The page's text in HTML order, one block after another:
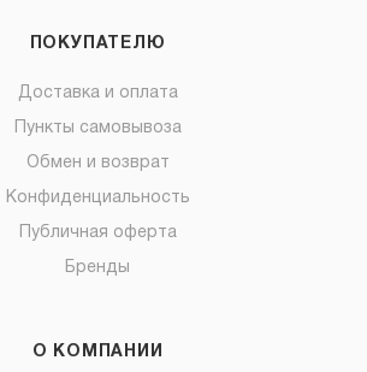
ПОКУПАТЕЛЮ
Доставка и оплата
Пункты самовывоза
Обмен и возврат
Конфиденциальность
Публичная оферта
Бренды
О КОМПАНИИ